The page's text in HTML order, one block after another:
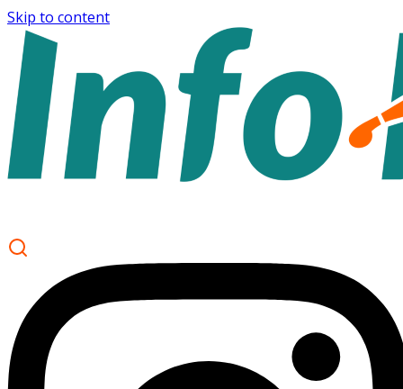
Skip to content